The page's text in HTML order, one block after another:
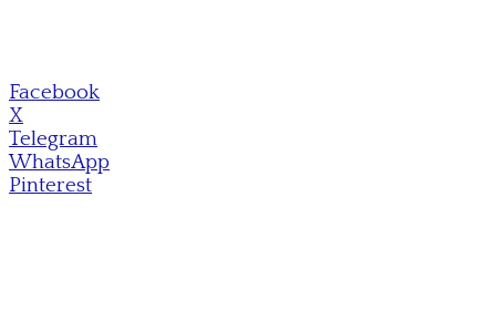
Facebook
X
Telegram
WhatsApp
Pinterest